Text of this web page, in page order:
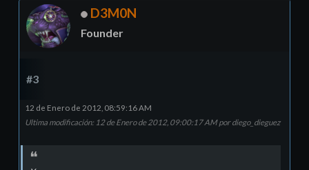
D3M0N
Founder
#3
12 de Enero de 2012, 08:59:16 AM
Ultima modificación: 12 de Enero de 2012, 09:00:17 AM por diego_dieguez